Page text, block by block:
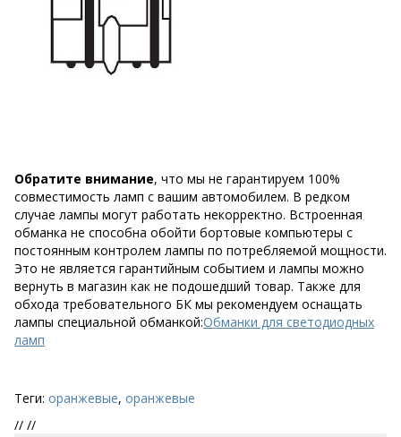
Обратите внимание, что мы не гарантируем 100%
совместимость ламп с вашим автомобилем. В редком
случае лампы могут работать некорректно. Встроенная
обманка не способна обойти бортовые компьютеры с
постоянным контролем лампы по потребляемой мощности.
Это не является гарантийным событием и лампы можно
вернуть в магазин как не подошедший товар. Также для
обхода требовательного БК мы рекомендуем оснащать
лампы специальной обманкой:Обманки для светодиодных
ламп
Теги: оранжевые, оранжевые
// //